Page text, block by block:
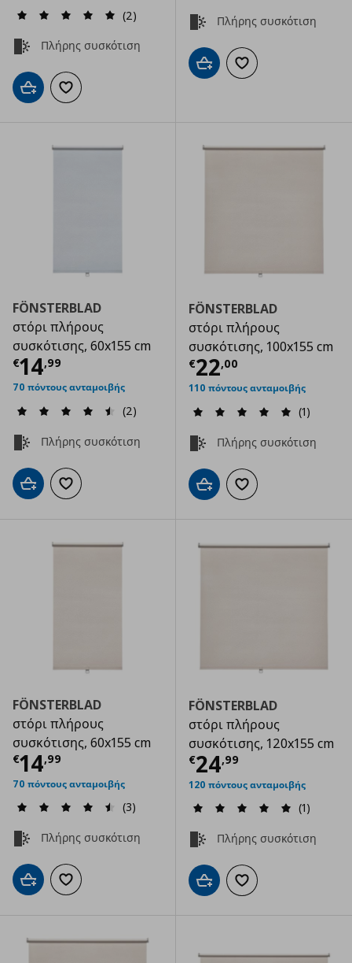
(2)
Πλήρης συσκότιση
Προσθήκη στο καλάθι
Προσθήκη στα αγαπημένα
Πλήρης συσκότιση
Προσθήκη στο καλάθι
Προσθήκη στα
FÖNSTERBLAD
στόρι πλήρους
συσκότισης, 60x155 cm
€14,99
Τρέχουσα τιμή € 14,99
70 πόντους ανταμοιβής
(2)
Πλήρης συσκότιση
Προσθήκη στο καλάθι
Προσθήκη στα αγαπημένα
FÖNSTERBLAD
στόρι πλήρους
συσκότισης, 100x155 cm
€22,00
Τρέχουσα
110 πόντους ανταμοιβής
(1)
Πλήρης συσκότιση
Προσθήκη στο καλάθι
Προσθήκη στα
FÖNSTERBLAD
στόρι πλήρους
συσκότισης, 60x155 cm
€14,99
Τρέχουσα τιμή € 14,99
70 πόντους ανταμοιβής
(3)
Πλήρης συσκότιση
Προσθήκη στο καλάθι
Προσθήκη στα αγαπημένα
FÖNSTERBLAD
στόρι πλήρους
συσκότισης, 120x155 cm
€24,99
Τρέχουσα
120 πόντους ανταμοιβής
(1)
Πλήρης συσκότιση
Προσθήκη στο καλάθι
Προσθήκη στα